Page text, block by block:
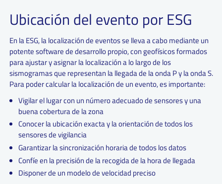
Ubicación del evento por ESG
En la ESG, la localización de eventos se lleva a cabo mediante un
potente software de desarrollo propio, con geofísicos formados
para ajustar y asignar la localización a lo largo de los
sismogramas que representan la llegada de la onda P y la onda S.
Para poder calcular la localización de un evento, es importante:
Vigilar el lugar con un número adecuado de sensores y una
buena cobertura de la zona
Conocer la ubicación exacta y la orientación de todos los
sensores de vigilancia
Garantizar la sincronización horaria de todos los datos
Confíe en la precisión de la recogida de la hora de llegada
Disponer de un modelo de velocidad preciso